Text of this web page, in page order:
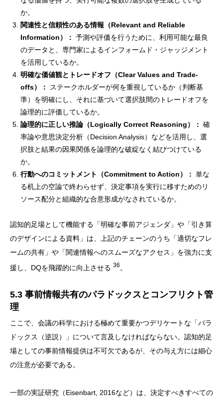
か。
関連性と信頼性のある情報（Relevant and Reliable
Information）： 予測や評価を行うために、利用可能な最良
のデータと、専門家によるインフォームド・ジャッジメント
を活用しているか。
明確な価値観とトレードオフ（Clear Values and Trade-
offs）：
ステークホルダーが何を重視しているか（判断基
準）を明確にし、それに基づいて選択肢間のトレードオフを
論理的に評価しているか。
論理的に正しい推論（Logically Correct Reasoning）： 確
率論や意思決定分析（Decision Analysis）などを活用し、選
択肢と結果の因果関係を論理的な破綻なく結びつけている
か。
行動へのコミットメント（Commitment to Action）： 単な
る机上の空論で終わらせず、決定事項を実行に移すためのリ
ソース配分と組織的な合意形成がなされているか。
認知的足場として機能する「明確な事前アジェンダ」や「引き算
のデザインによる資料」は、上記のチェーンのうち「適切なフレ
ームの共有」や「関連情報へのスムーズなアクセス」を強力に支
援し、DQを飛躍的に向上させる 36 。
5.3 事前情報共有のパラドックスとコンフリクト管
理
ここで、会議の科学における極めて重要かつデリケートな「パラ
ドックス（逆説）」について言及しなければならない。認知的足
場としての事前情報提供は不可欠であるが、その与え方には細心
の注意が必要である。
一部の実証研究（Eisenbart, 2016など）は、決定すべきすべての